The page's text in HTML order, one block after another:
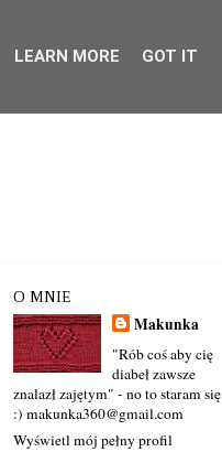
O MNIE
Makunka
"Rób coś aby cię
diabeł zawsze
znalazł zajętym" - no to staram się
:) makunka360@gmail.com
Wyświetl mój pełny profil
LEARN MORE GOT IT